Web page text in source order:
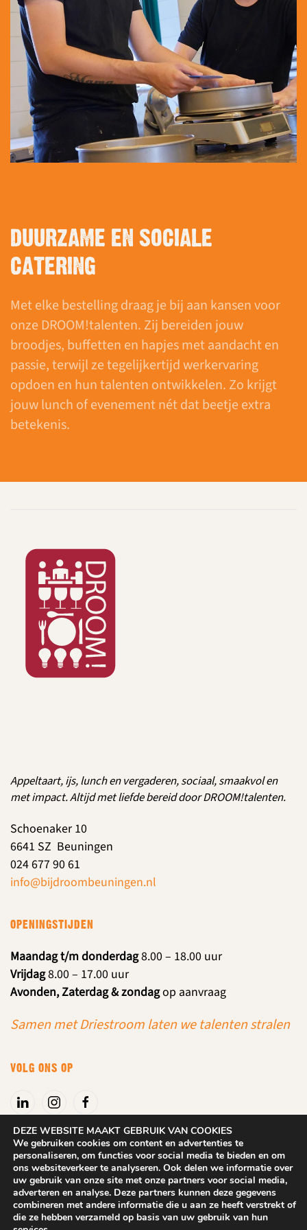
DUURZAME EN SOCIALE
CATERING
Met elke bestelling draag je bij aan kansen voor
onze DROOM!talenten. Zij bereiden jouw
broodjes, buffetten en hapjes met aandacht en
passie, terwijl ze tegelijkertijd werkervaring
opdoen en hun talenten ontwikkelen. Zo krijgt
jouw lunch of evenement nét dat beetje extra
betekenis.
Appeltaart, ijs, lunch en vergaderen, sociaal, smaakvol en
met impact. Altijd met liefde bereid door DROOM!talenten.
Schoenaker 10
6641 SZ Beuningen
024 677 90 61
info@bijdroombeuningen.nl
OPENINGSTIJDEN
Maandag t/m donderdag8.00 – 18.00 uur
Vrijdag8.00 – 17.00 uur
Avonden, Zaterdag & zondagop aanvraag
Samen met Driestroom laten we talenten stralen
VOLG ONS OP
Algemene voorwaarden|Privacyverklaring
2025DROOM! Beuningen. Alle rechten behouden.Website: Dix
Design
DEZE WEBSITE MAAKT GEBRUIK VAN COOKIES
We gebruiken cookies om content en advertenties te
personaliseren, om functies voor social media te bieden en om
ons websiteverkeer te analyseren. Ook delen we informatie over
uw gebruik van onze site met onze partners voor social media,
adverteren en analyse. Deze partners kunnen deze gegevens
combineren met andere informatie die u aan ze heeft verstrekt of
die ze hebben verzameld op basis van uw gebruik van hun